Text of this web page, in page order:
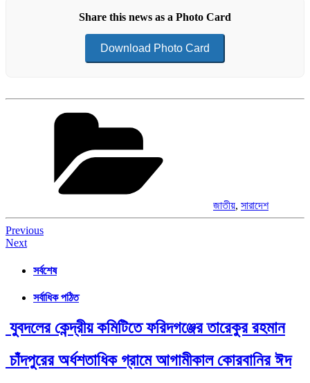
Share this news as a Photo Card
Download Photo Card
জাতীয়, সারাদেশ
Post
navigation
Previous
Next
সর্বশেষ
সর্বাধিক পঠিত
যুবদলের কেন্দ্রীয় কমিটিতে ফরিদগঞ্জের তারেকুর রহমান
চাঁদপুরের অর্ধশতাধিক গ্রামে আগামীকাল কোরবানির ঈদ